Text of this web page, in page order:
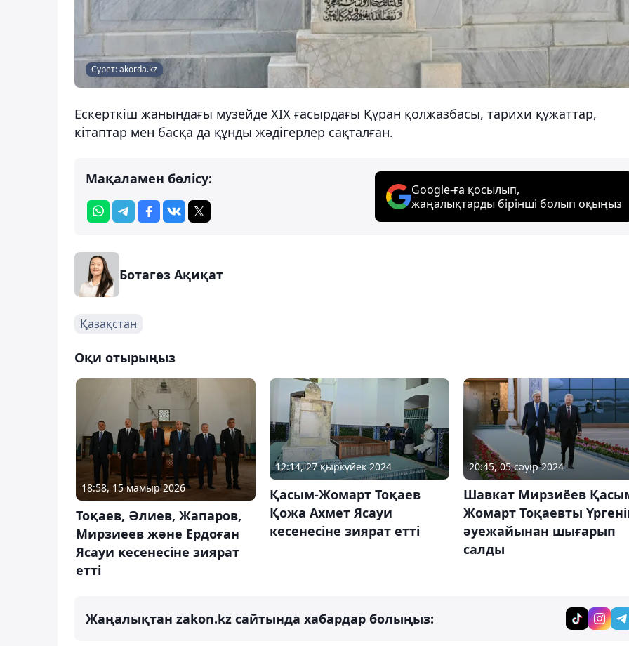
Сурет: akorda.kz
Ескерткіш жанындағы музейде XIX ғасырдағы Құран қолжазбасы, тарихи құжаттар,
кітаптар мен басқа да құнды жәдігерлер сақталған.
Мақаламен бөлісу:
Google-ға қосылып,
жаңалықтарды бірінші болып оқыңыз
Ботагөз Ақиқат
Қазақстан
Оқи отырыңыз
18:58, 15 мамыр 2026
Тоқаев, Әлиев, Жапаров,
Мирзиеев және Ердоған
Ясауи кесенесіне зиярат
етті
12:14, 27 қыркүйек 2024
Қасым-Жомарт Тоқаев
Қожа Ахмет Ясауи
кесенесіне зиярат етті
20:45, 05 сәуір 2024
Шавкат Мирзиёев
Жомарт Тоқаевты
әуежайынан шығарып
салды
Жаңалықтан zakon.kz сайтында хабардар болыңыз: